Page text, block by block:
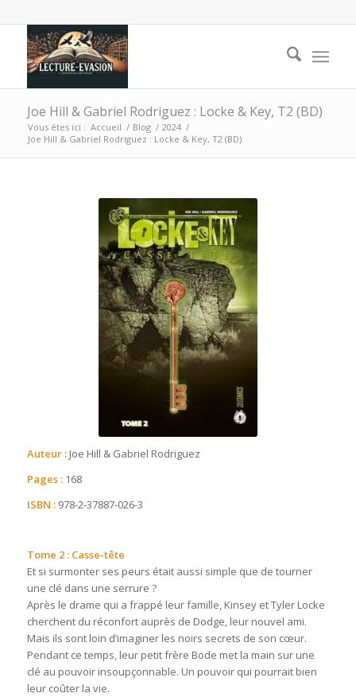
Joe Hill & Gabriel Rodriguez : Locke & Key, T2 (BD)
Vous êtes ici : Accueil / Blog / 2024 /
Joe Hill & Gabriel Rodriguez : Locke & Key, T2 (BD)
Auteur :Joe Hill & Gabriel Rodriguez
Pages :168
ISBN :978-2-37887-026-3
Tome 2 : Casse-tête
Et si surmonter ses peurs était aussi simple que de tourner
une clé dans une serrure ?
Après le drame qui a frappé leur famille, Kinsey et Tyler Locke
cherchent du réconfort auprès de Dodge, leur nouvel ami.
Mais ils sont loin d’imaginer les noirs secrets de son cœur.
Pendant ce temps, leur petit frère Bode met la main sur une
clé au pouvoir insoupçonnable. Un pouvoir qui pourrait bien
leur coûter la vie.